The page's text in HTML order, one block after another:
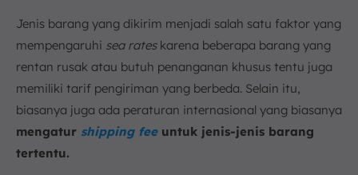
Jenis barang yang dikirim menjadi salah satu faktor yang
mempengaruhi sea rateskarena beberapa barang yang
rentan rusak atau butuh penanganan khusus tentu juga
memiliki tarif pengiriman yang berbeda. Selain itu,
biasanya juga ada peraturan internasional yang biasanya
mengatur shipping feeuntuk jenis-jenis barang
tertentu.